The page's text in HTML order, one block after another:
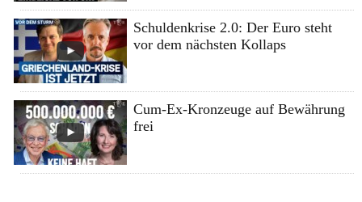
Schuldenkrise 2.0: Der Euro steht
vor dem nächsten Kollaps
Cum-Ex-Kronzeuge auf Bewährung
frei